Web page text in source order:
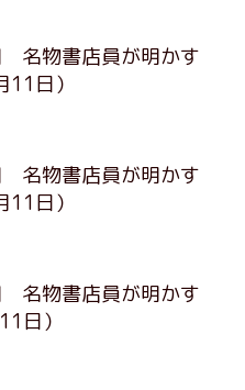
物書店員が明かす
11日）
物書店員が明かす
11日）
物書店員が明かす
日）